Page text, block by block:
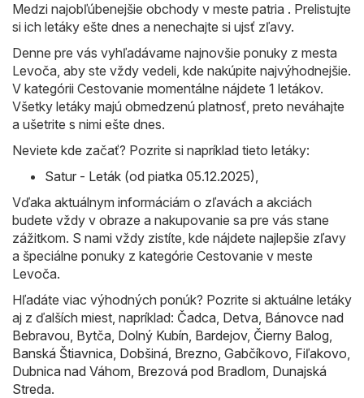
Medzi najobľúbenejšie obchody v meste patria . Prelistujte
si ich letáky ešte dnes a nenechajte si ujsť zľavy.
Denne pre vás vyhľadávame najnovšie ponuky z mesta
Levoča, aby ste vždy vedeli, kde nakúpite najvýhodnejšie.
V kategórii Cestovanie momentálne nájdete 1 letákov.
Všetky letáky majú obmedzenú platnosť, preto neváhajte
a ušetrite s nimi ešte dnes.
Neviete kde začať? Pozrite si napríklad tieto letáky:
Satur - Leták (od piatka 05.12.2025)
Vďaka aktuálnym informáciám o zľavách a akciách
budete vždy v obraze a nakupovanie sa pre vás stane
zážitkom. S nami vždy zistíte, kde nájdete najlepšie zľavy
a špeciálne ponuky z kategórie Cestovanie v meste
Levoča.
Hľadáte viac výhodných ponúk? Pozrite si aktuálne letáky
aj z ďalších miest, napríklad: Čadca Detva Bánovce nad
Bebravou Bytča Dolný Kubín Bardejov, Čierny Balog
Banská Štiavnica Dobšiná Brezno Gabčíkovo Fiľakovo
Dubnica nad Váhom Brezová pod Bradlom Dunajská
Streda.